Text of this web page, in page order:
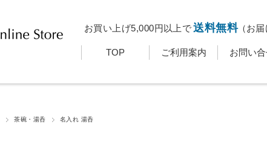
お買い上げ5,000円以上で送料無料（お届
TOP ご利用案内 お問い
茶碗・湯呑 名入れ 湯呑